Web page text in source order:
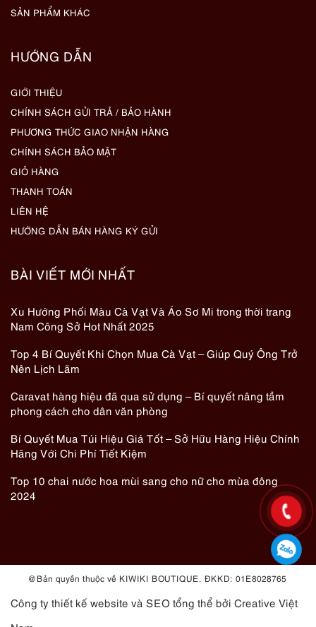
SẢN PHẨM KHÁC
HƯỚNG DẪN
GIỚI THIỆU
CHÍNH SÁCH GỬI TRẢ / BẢO HÀNH
PHƯƠNG THỨC GIAO NHẬN HÀNG
CHÍNH SÁCH BẢO MẬT
GIỎ HÀNG
THANH TOÁN
LIÊN HỆ
HƯỚNG DẪN BÁN HÀNG KÝ GỬI
BÀI VIẾT MỚI NHẤT
Xu Hướng Phối Màu Cà Vạt Và Áo Sơ Mi trong thời trang
Nam Công Sở Hot Nhất 2025
Top 4 Bí Quyết Khi Chọn Mua Cà Vạt – Giúp Quý Ông Trở
Nên Lịch Lãm
Caravat hàng hiệu đã qua sử dụng – Bí quyết nâng tầm
phong cách cho dân văn phòng
Bí Quyết Mua Túi Hiệu Giá Tốt – Sở Hữu Hàng Hiệu Chính
Hãng Với Chi Phí Tiết Kiệm
Top 10 chai nước hoa mùi sang cho nữ cho mùa đông
2024
@ Bản quyền thuộc về KIWIKI BOUTIQUE. ĐKKD: 01E8028765
Công ty thiết kế website và SEO tổng thể bởi Creative Việt